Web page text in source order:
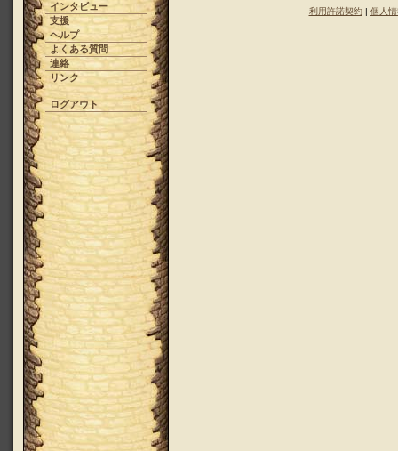
インタビュー
支援
ヘルプ
よくある質問
連絡
リンク
ログアウト
利用許諾契約| 個人